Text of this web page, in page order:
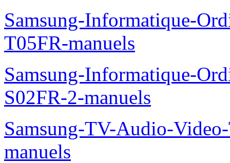
Samsung-Informatique-
T05FR-manuels
Samsung-Informatique-
S02FR-2-manuels
Samsung-TV-Audio-
manuels